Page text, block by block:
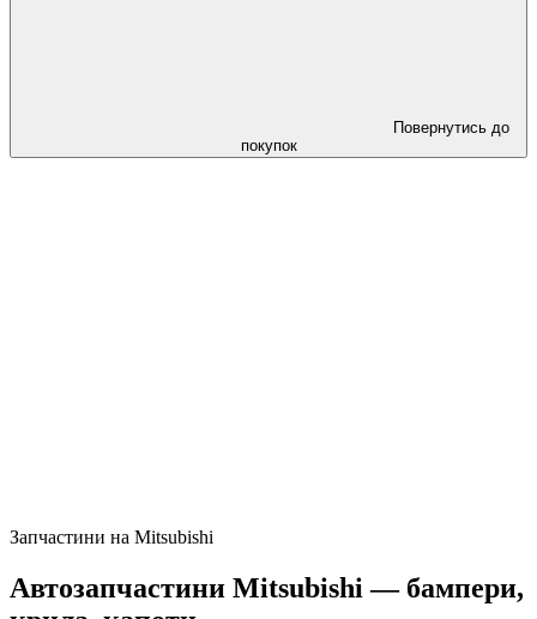
Повернутись до
покупок
Запчастини на Mitsubishi
Автозапчастини Mitsubishi — бампери,